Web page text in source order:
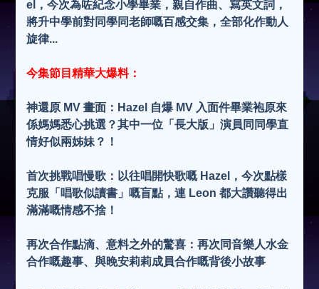
el，今次為咗紀念小學畢業，親自作曲、寫英文詞，
將升中學前對同學同老師嘅百感交集，全部化作動人
旋律...
今集節目精華大爆料：
神還原 MV 畫面： Hazel 自爆 MV 入面件畢業袍原來
係媽媽悉心挑選？其中一位「長大版」演員同同學直
情好似兩姊妹？！
首次挑戰唱慢歌： 以往唱開快歌嘅 Hazel，今次點樣
克服「唱歌似讀書」嘅盲點，連 Leon 都大讚聽得出
滿滿嘅情感不捨！
再次合作點滴、意料之外的驚喜： 再次同音樂人水金
合作嘅趣事、與晚安莉莉成員合作嘅背後小故事